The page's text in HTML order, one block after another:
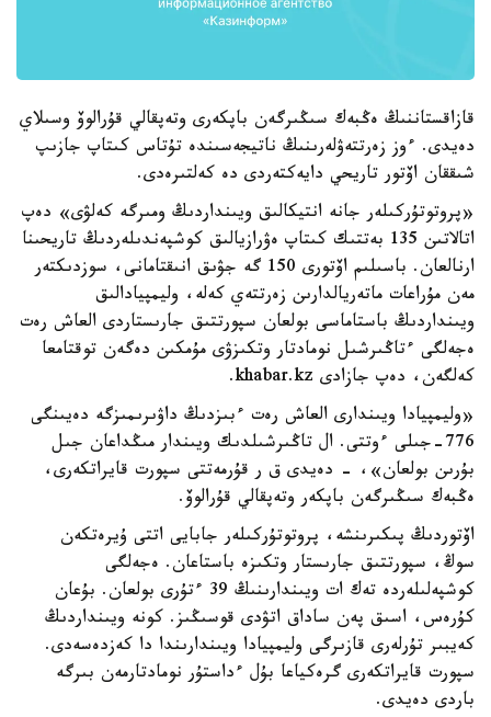
قازاقستاننىڭ ەڭبەك سىڭىرگەن باپكەرى وتەپقالي قۇرالوۆ وسىلاي
دەيدى. ءوز زەرتتەۋلەرىنىڭ ناتيجەسىندە تۇتاس كىتاپ جازىپ
شىققان اۆتور تاريحي دايەكتەردى دە كەلتىرەدى.
«پروتوتۇركىلەر جانە انتيكالىق ويىنداردىڭ ومىرگە كەلۋى» دەپ
اتالاتىن 135 بەتتىك كىتاپ ەۋرازيالىق كوشپەندىلەردىڭ تاريحىنا
ارنالعان. باسىلىم اۆتورى 150 گە جۋىق انىقتامانى، سوزدىكتەر
مەن مۇراعات ماتەريالدارىن زەرتتەي كەلە، وليمپيادالىق
ويىنداردىڭ باستاماسى بولعان سپورتتىق جارىستاردى العاش رەت
ەجەلگى ءتاڭىرشىل نومادتار وتكىزۋى مۇمكىن دەگەن توقتامعا
كەلگەن، دەپ جازادى khabar.kz.
«وليمپيادا ويىندارى العاش رەت ءبىزدىڭ داۋىرىمىزگە دەيىنگى
776-جىلى ءوتتى. ال تاڭىرشىلدىك ويىندار مىڭداعان جىل
بۇرىن بولعان»، - دەيدى ق ر قۇرمەتتى سپورت قايراتكەرى،
ەڭبەك سىڭىرگەن باپكەر وتەپقالي قۇرالوۆ.
اۆتوردىڭ پىكىرىنشە، پروتوتۇركىلەر جابايى اتتى ۇيرەتكەن
سوڭ، سپورتتىق جارىستار وتكىزە باستاعان. ەجەلگى
كوشپەلىلەردە تەك ات ويىندارىنىڭ 39 ءتۇرى بولعان. بۇعان
كۇرەس، اسىق پەن ساداق اتۋدى قوسىڭىز. كونە ويىنداردىڭ
كەيبىر تۇرلەرى قازىرگى وليمپيادا ويىندارىندا دا كەزدەسەدى.
سپورت قايراتكەرى گرەكياعا بۇل ءداستۇر نومادتارمەن بىرگە
باردى دەيدى.